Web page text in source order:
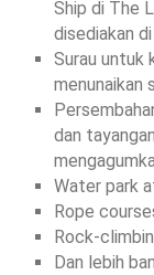
Ship di The
disediakan di
Surau untuk
menunaikan
dan
Water park
Rope
Rock-
Dan lebih